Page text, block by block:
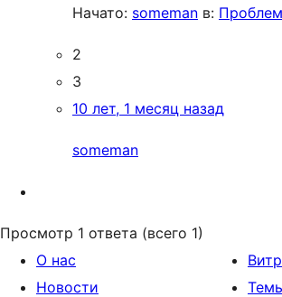
Начато: someman в:
2
3
10 лет, 1 месяц назад
someman
Просмотр 1 ответа (всего 1)
О нас
Новости